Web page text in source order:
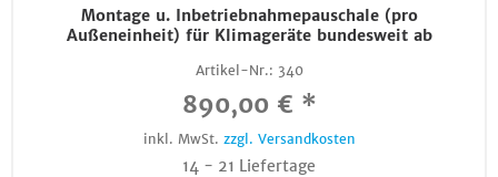
Montage u. Inbetriebnahmepauschale (pro
Außeneinheit) für Klimageräte bundesweit ab
Artikel-Nr.: 340
890,00 € *
inkl. MwSt. zzgl. Versandkosten
14 - 21 Liefertage